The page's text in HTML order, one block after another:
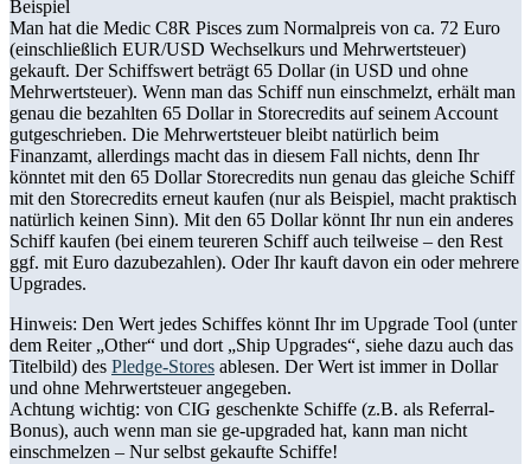
Beispiel
Man hat die Medic C8R Pisces zum Normalpreis von ca. 72 Euro
(einschließlich EUR/USD Wechselkurs und Mehrwertsteuer)
gekauft. Der Schiffswert beträgt 65 Dollar (in USD und ohne
Mehrwertsteuer). Wenn man das Schiff nun einschmelzt, erhält man
genau die bezahlten 65 Dollar in Storecredits auf seinem Account
gutgeschrieben. Die Mehrwertsteuer bleibt natürlich beim
Finanzamt, allerdings macht das in diesem Fall nichts, denn Ihr
könntet mit den 65 Dollar Storecredits nun genau das gleiche Schiff
mit den Storecredits erneut kaufen (nur als Beispiel, macht praktisch
natürlich keinen Sinn). Mit den 65 Dollar könnt Ihr nun ein anderes
Schiff kaufen (bei einem teureren Schiff auch teilweise – den Rest
ggf. mit Euro dazubezahlen). Oder Ihr kauft davon ein oder mehrere
Upgrades.
Hinweis: Den Wert jedes Schiffes könnt Ihr im Upgrade Tool (unter
dem Reiter „Other“ und dort „Ship Upgrades“, siehe dazu auch das
Titelbild) des Pledge-Stores ablesen. Der Wert ist immer in Dollar
und ohne Mehrwertsteuer angegeben.
Achtung wichtig: von CIG geschenkte Schiffe (z.B. als Referral-
Bonus), auch wenn man sie ge-upgraded hat, kann man nicht
einschmelzen – Nur selbst gekaufte Schiffe!